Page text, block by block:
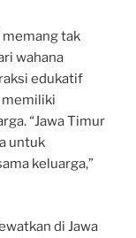
memang tak
wahana
edukatif
memiliki
“Jawa Timur
untuk
keluarga,”
di Jawa